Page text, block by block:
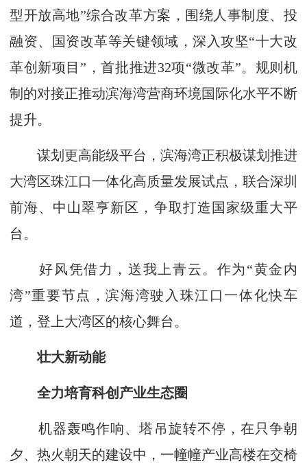
型开放高地”综合改革方案，围绕人事制度、投
融资、国资改革等关键领域，深入攻坚“十大改
革创新项目”，首批推进32项“微改革”。规则机
制的对接正推动滨海湾营商环境国际化水平不断
提升。
谋划更高能级平台，滨海湾正积极谋划推进
大湾区珠江口一体化高质量发展试点，联合深圳
前海、中山翠亨新区，争取打造国家级重大平
台。
好风凭借力，送我上青云。作为“黄金内
湾”重要节点，滨海湾驶入珠江口一体化快车
道，登上大湾区的核心舞台。
壮大新动能
全力培育科创产业生态圈
机器轰鸣作响、塔吊旋转不停，在只争朝
夕、热火朝天的建设中，一幢幢产业高楼在交椅